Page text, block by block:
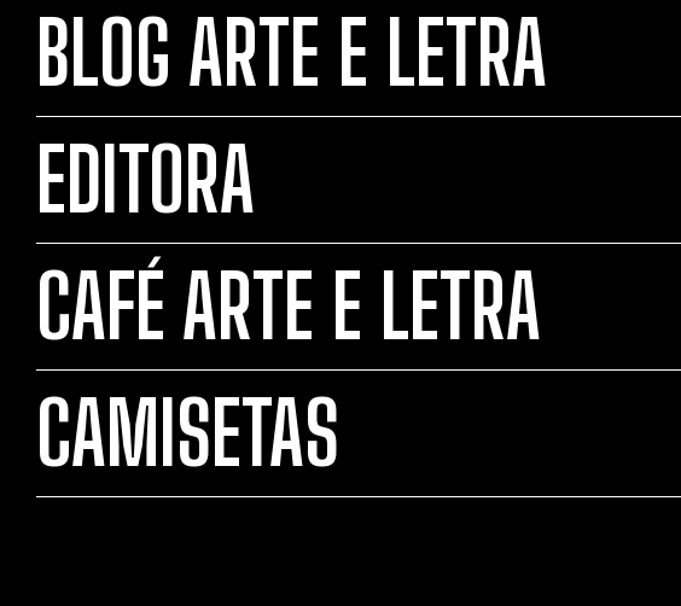
BLOG ARTE E LETRA
EDITORA
CAFÉ ARTE E LETRA
CAMISETAS